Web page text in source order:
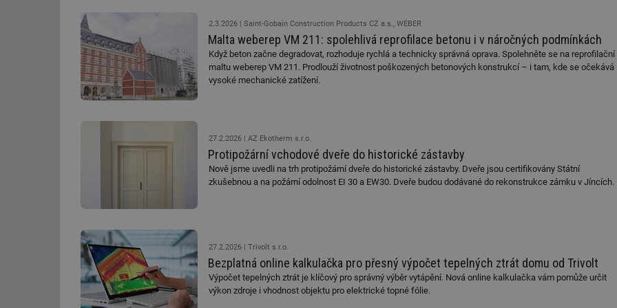
2.3.2026 Saint-Gobain Construction Products CZ a.s., WEBER
Malta weberep VM 211: spolehlivá reprofilace betonu i v náročných podmínkách
Když beton začne degradovat, rozhoduje rychlá a technicky správná oprava. Spolehněte se na reprofilační
maltu weberep VM 211. Prodlouží životnost poškozených betonových konstrukcí – i tam, kde se očekává
vysoké mechanické zatížení.
27.2.2026 AZ Ekotherm s.r.o.
Protipožární vchodové dveře do historické zástavby
Nově jsme uvedli na trh protipožární dveře do historické zástavby. Dveře jsou certifikovány Státní
zkušebnou a na požární odolnost EI 30 a EW30. Dveře budou dodávané do rekonstrukce zámku v Jíncích.
27.2.2026 Trivolt s.r.o.
Bezplatná online kalkulačka pro přesný výpočet tepelných ztrát domu od Trivolt
Výpočet tepelných ztrát je klíčový pro správný výběr vytápění. Nová online kalkulačka vám pomůže určit
výkon zdroje i vhodnost objektu pro elektrické topné fólie.
info.cz
id
konference.tzb-
info.cz
1 rok Tento soubor cookie se používá k
_hjAbsoluteSessionInProgress
_hjIncludedInSessionSample
elektro.tzb-
info.cz
59 sekund
definovaného denním limitem relace
mv
Airtable
2 měsíce 4
Tento soubor cookie se používá ke
id
stavba.tzb-
info.cz
10 let Tento soubor cookie se používá k
_hjFirstSeen
Hotjar Ltd
29 minut